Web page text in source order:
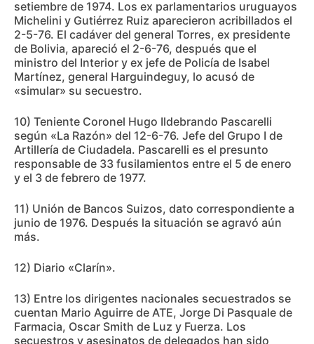
setiembre de 1974. Los ex parlamentarios uruguayos
Michelini y Gutiérrez Ruiz aparecieron acribillados el
2-5-76. El cadáver del general Torres, ex presidente
de Bolivia, apareció el 2-6-76, después que el
ministro del Interior y ex jefe de Policía de Isabel
Martínez, general Harguindeguy, lo acusó de
«simular» su secuestro.
10) Teniente Coronel Hugo Ildebrando Pascarelli
según «La Razón» del 12-6-76. Jefe del Grupo I de
Artillería de Ciudadela. Pascarelli es el presunto
responsable de 33 fusilamientos entre el 5 de enero
y el 3 de febrero de 1977.
11) Unión de Bancos Suizos, dato correspondiente a
junio de 1976. Después la situación se agravó aún
más.
12) Diario «Clarín».
13) Entre los dirigentes nacionales secuestrados se
cuentan Mario Aguirre de ATE, Jorge Di Pasquale de
Farmacia, Oscar Smith de Luz y Fuerza. Los
secuestros y asesinatos de delegados han sido